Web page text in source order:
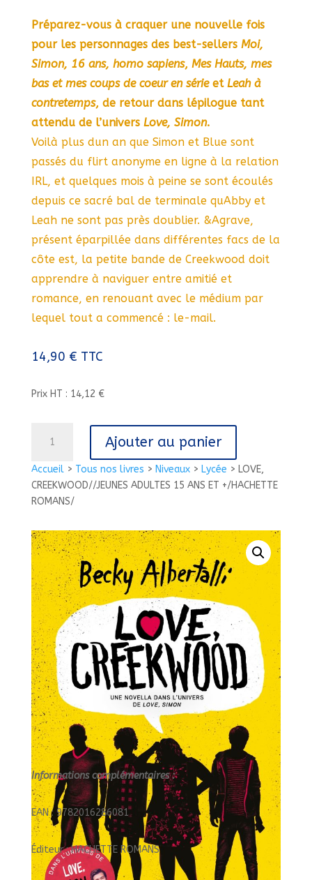
Accueil> Tous nos livres > Niveaux> Lycée > LOVE,
CREEKWOOD//JEUNES ADULTES 15 ANS ET +/HACHETTE
ROMANS/
Préparez-vous à craquer une nouvelle fois
pour les personnages des best-sellers Moi,
Simon, 16 ans, homo sapiens, Mes Hauts, mes
bas et mes coups de coeur en sérieet Leah à
contretemps, de retour dans lépilogue tant
attendu de l’univers Love, Simon.
Voilà plus dun an que Simon et Blue sont
passés du flirt anonyme en ligne à la relation
IRL, et quelques mois à peine se sont écoulés
depuis ce sacré bal de terminale quAbby et
Leah ne sont pas près doublier. &Agrave,
présent éparpillée dans différentes facs de la
côte est, la petite bande de Creekwood doit
apprendre à naviguer entre amitié et
romance, en renouant avec le médium par
lequel tout a commencé : le-mail.
14,90 € TTC
Prix HT : 14,12 €
LOVE,
CREEKWOOD//JEUNES
ADULTES
ET
+/HACHETTE
ROMANS/
Ajouter au panier
Informations complémentaires :
EAN : 9782016286081
Éditeur : HACHETTE ROMANS